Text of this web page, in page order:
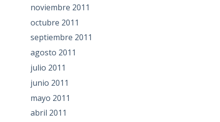
noviembre 2011
octubre 2011
septiembre 2011
agosto 2011
julio 2011
junio 2011
mayo 2011
abril 2011